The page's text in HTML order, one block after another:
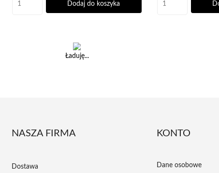
Dodaj do koszyka
Ładuję...
NASZA FIRMA
Dostawa
KONTO
Dane osobowe